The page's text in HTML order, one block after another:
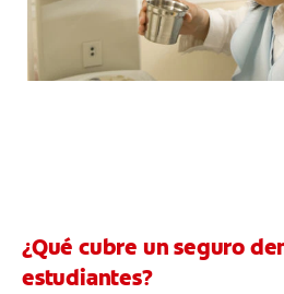
¿Qué cubre un seguro
estudiantes?